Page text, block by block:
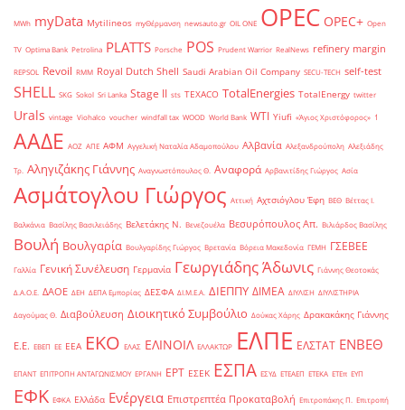
MWh myData Mytilineos myΘέρμανση newsauto.gr OIL ONE OPEC OPEC+ Open
TV Optima Bank Petrolina PLATTS Porsche POS Prudent Warrior RealNews refinery margin
REPSOL Revoil RMM Royal Dutch Shell Saudi Arabian Oil Company SECU-TECH self-test
SHELL SKG Sokol Sri Lanka Stage II sts TEXACO TotalEnergies TotalEnergy twitter
Urals vintage Viohalco voucher windfall tax WOOD World Bank WTI Yiufi «Άγιος Χριστόφορος» ΄1
ΑΑΔΕ ΑΟΖ ΑΠΕ ΑΦΜ Αγγελική Ναταλία Αδαμοπούλου Αλβανία Αλεξανδρούπολη Αλεξιάδης
Τρ. Αληγιζάκης Γιάννης Αναγνωστόπουλος Θ. Αναφορά Αρβανιτίδης Γιώργος Ασία
Ασμάτογλου Γιώργος Αττική Αχτσιόγλου Έφη ΒΕΘ Βέττας Ι.
Βαλκάνια Βασίλης Βασιλειάδης Βελετάκης Ν. Βενεζουέλα Βεσυρόπουλος Απ. Βιλιάρδος Βασίλης
Βουλή Βουλγαρία Βουλγαρίδης Γιώργος Βρετανία Βόρεια Μακεδονία ΓΕΜΗ ΓΣΕΒΕΕ
Γαλλία Γενική Συνέλευση Γερμανία Γεωργιάδης Άδωνις Γιάννης Θεοτοκάς
Δ.Α.Ο.Ε. ΔΑΟΕ ΔΕΗ ΔΕΠΑ Εμπορίας ΔΕΣΦΑ ΔΙ.Μ.Ε.Α. ΔΙΕΠΠΥ ΔΙΜΕΑ ΔΙΥΛΙΣΗ ΔΙΥΛΙΣΤΗΡΙΑ
Δαγούμας Θ. Διαβούλευση Διοικητικό Συμβούλιο Δούκας Χάρης Δρακακάκης Γιάννης
Ε.Ε. ΕΒΕΠ ΕΕ ΕΕΑ ΕΚΟ ΕΛΑΣ ΕΛΙΝΟΙΛ ΕΛΛΑΚΤΩΡ ΕΛΠΕ ΕΛΣΤΑΤ ΕΝΒΕΘ
ΕΠΑΝΤ ΕΠΙΤΡΟΠΗ ΑΝΤΑΓΩΝΙΣΜΟΥ ΕΡΓΑΝΗ ΕΡΤ ΕΣΕΚ ΕΣΠΑ ΕΣΥΔ ΕΤΕΑΕΠ ΕΤΕΚΑ ΕΤΕπ ΕΥΠ
ΕΦΚ ΕΦΚΑ Ελλάδα Ενέργεια Επιστρεπτέα Προκαταβολή Επιτροπάκης Π. Επιτροπή